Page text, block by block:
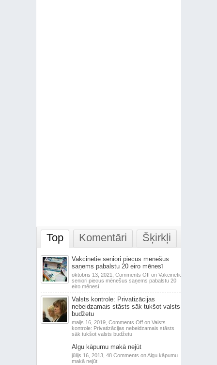
Top Komentāri Šķirkļi
Vakcinētie seniori piecus mēnešus
saņems pabalstu 20 eiro mēnesī
oktobris 13, 2021, Comments Offon Vakcinētie
seniori piecus mēnešus saņems pabalstu 20
eiro mēnesī
Valsts kontrole: Privatizācijas
nebeidzamais stāsts sāk tukšot valsts
budžetu
maijs 16, 2019, Comments Offon Valsts
kontrole: Privatizācijas nebeidzamais stāsts
sāk tukšot valsts budžetu
Algu kāpumu makā nejūt
jūlijs 16, 2013, 48 Comments on Algu kāpumu
makā nejūt